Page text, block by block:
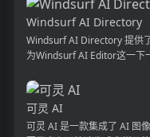
Windsurf AI Directory
Windsurf AI Directory 提供
为Windsurf AI Editor这一下
可灵 AI
可灵 AI 是一款集成了 AI 图